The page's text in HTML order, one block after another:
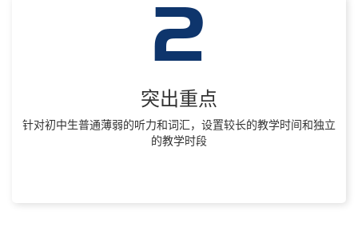
突出重点
针对初中生普通薄弱的听力和词汇，设置较长的教学时间和独立
的教学时段